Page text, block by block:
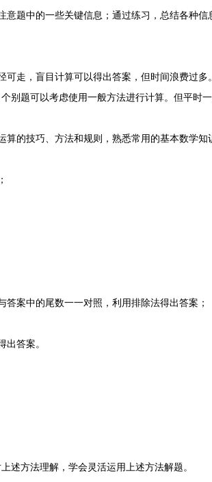
题中的一些关键信息；通过练习，总结各种信
，盲目计算可以得出答案，但时间浪费过多
别题可以考虑使用一般方法进行计算。但平时
的技巧、方法和规则，熟悉常用的基本数学知
案中的尾数一一对照，利用排除法得出答案；
答案。
方法理解，学会灵活运用上述方法解题。